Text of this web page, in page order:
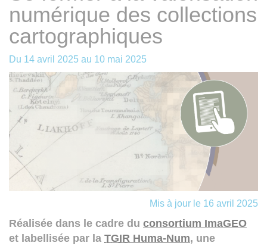
numérique des collections
cartographiques
Du 14 avril 2025 au 10 mai 2025
Mis à jour le 16 avril 2025
Réalisée dans le cadre du consortium ImaGEO
et labellisée par la TGIR Huma-Num, une